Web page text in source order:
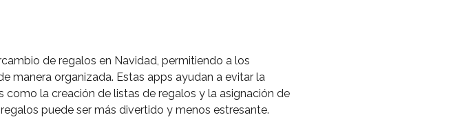
de regalos en Navidad, permitiendo a los
manera organizada. Estas apps ayudan a evitar la
la creación de listas de regalos y la asignación de
puede ser más divertido y menos estresante.